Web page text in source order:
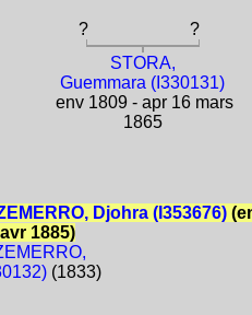
?
?
STORA,
Guemmara (I330131)
env 1809 - apr 16 mars
1865
Djohra (I353676)
1885)
(1833)